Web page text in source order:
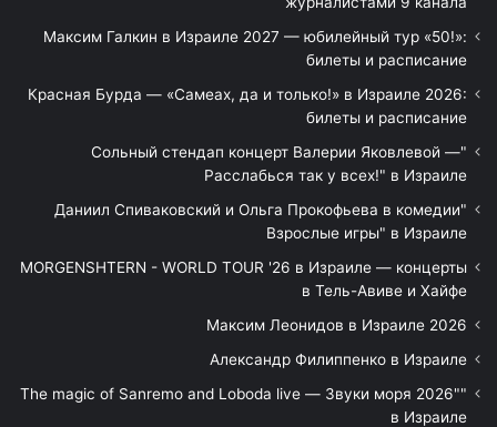
Максим Галкин в Израиле 2027 — юбилейный тур «50!»:
билеты и расписание
Красная Бурда — «Самеах, да и только!» в Израиле 2026:
билеты и расписание
"Сольный стендап концерт Валерии Яковлевой —
Расслабься так у всех!" в Израиле
"Даниил Спиваковский и Ольга Прокофьева в комедии
Взрослые игры" в Израиле
MORGENSHTERN - WORLD TOUR '26 в Израиле — концерты
в Тель-Авиве и Хайфе
Максим Леонидов в Израиле 2026
Александр Филиппенко в Израиле
"The magic of Sanremo and Loboda live — Звуки моря 2026"
в Израиле